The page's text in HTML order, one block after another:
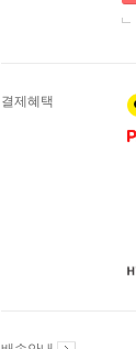
결제혜택